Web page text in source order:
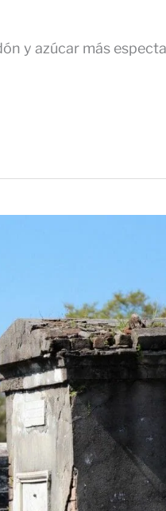
y azúcar más